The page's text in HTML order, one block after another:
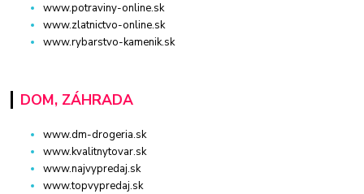
www.potraviny-online.sk
www.zlatnictvo-online.sk
www.rybarstvo-kamenik.sk
DOM, ZÁHRADA
www.dm-drogeria.sk
www.kvalitnytovar.sk
www.najvypredaj.sk
www.topvypredaj.sk